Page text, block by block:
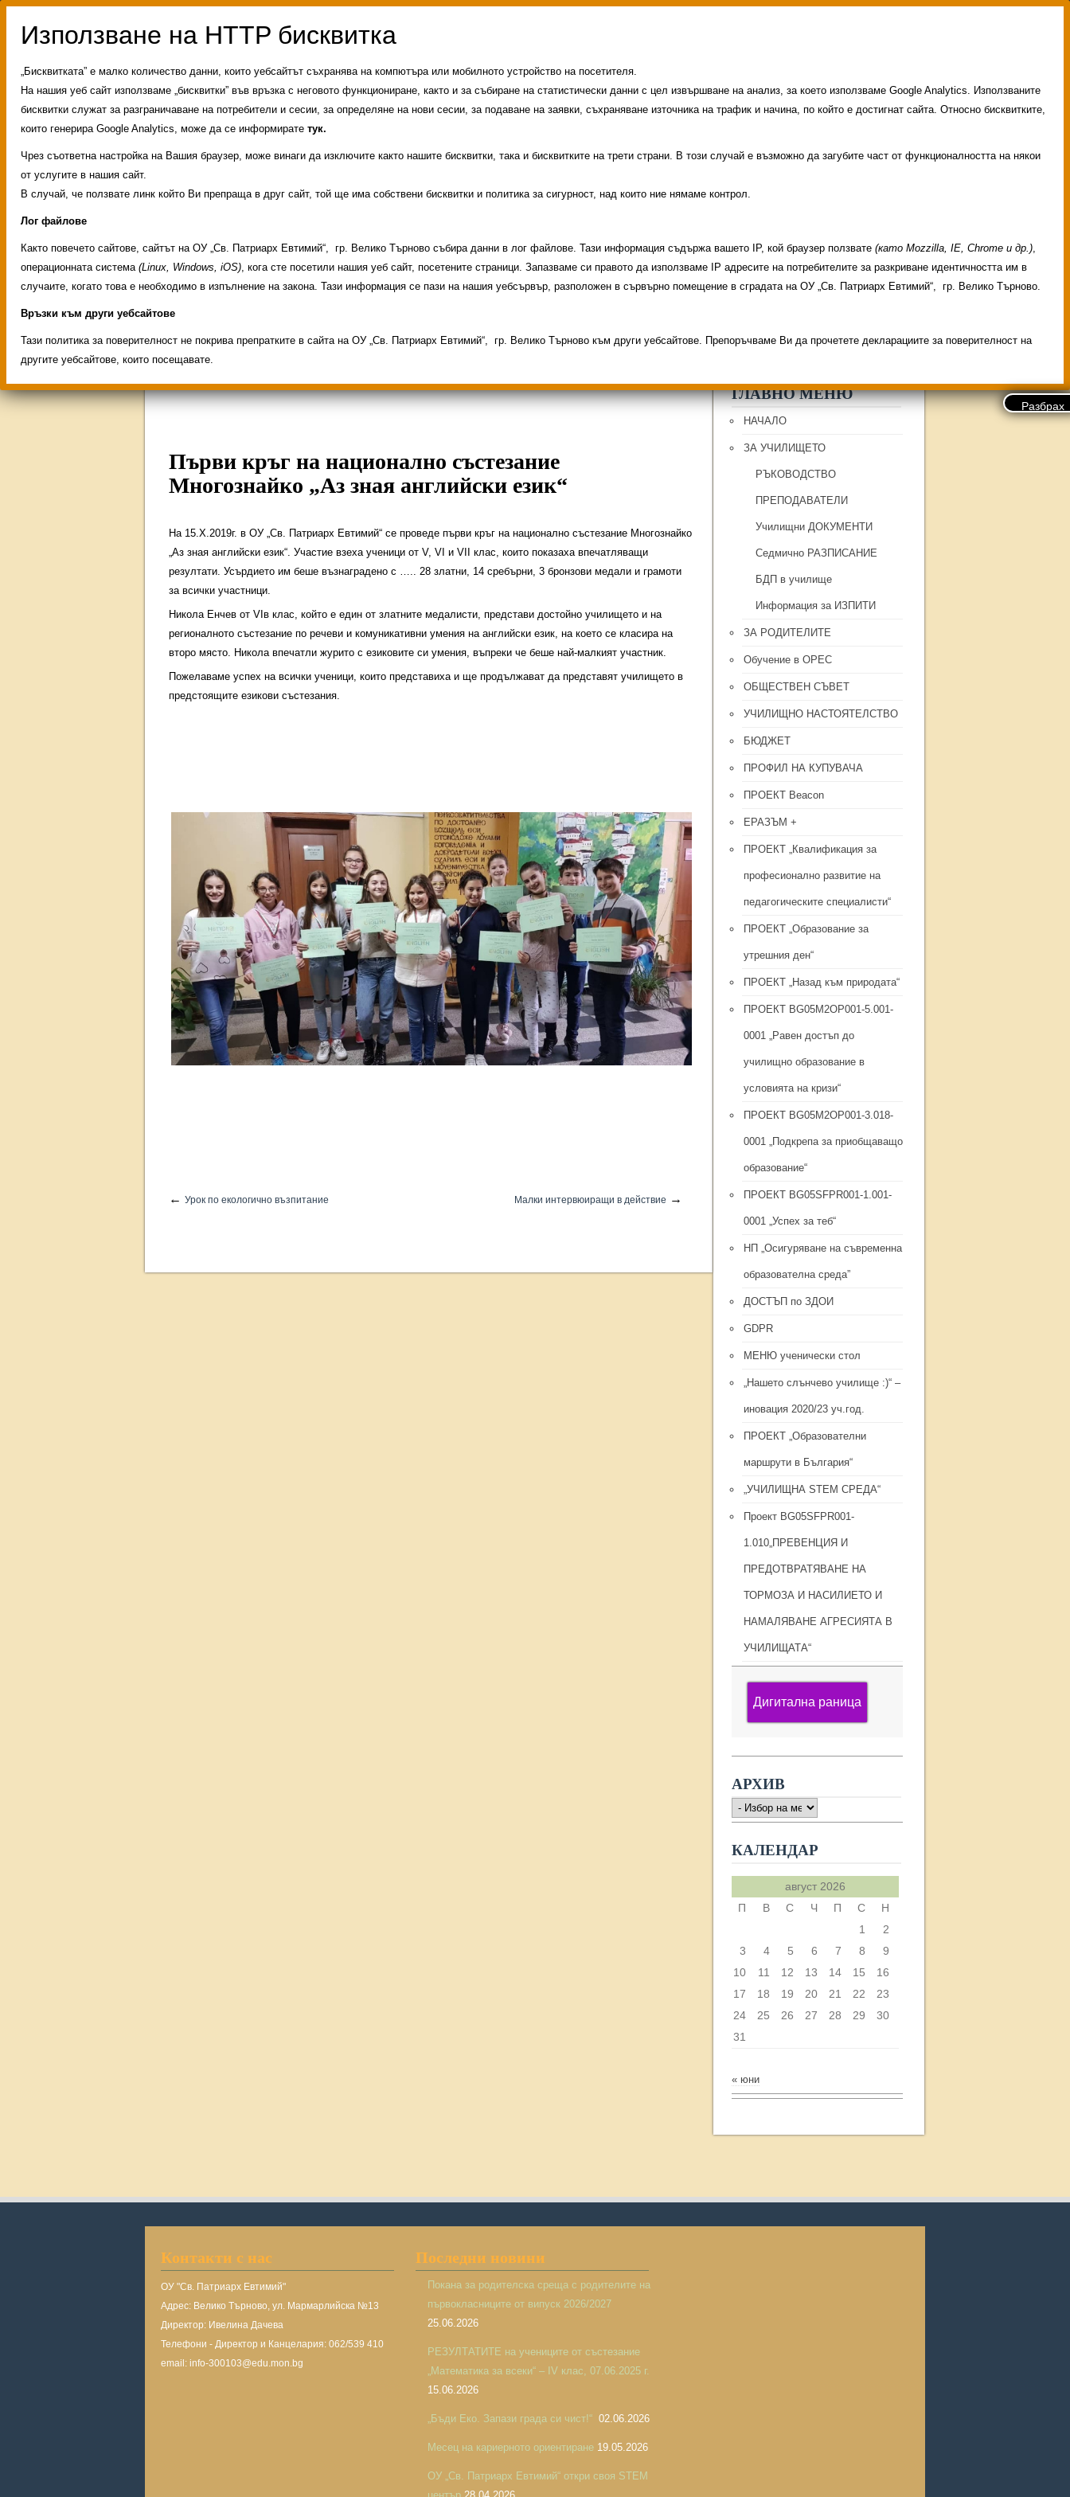
Административни услуги История на училището Контакти
Прием
Свободни места за ученици
Първи кръг на национално състезание
Многознайко „Аз зная английски език“
На 15.X.2019г. в ОУ „Св. Патриарх Евтимий“ се проведе първи кръг на национално състезание Многознайко
„Аз зная английски език“. Участие взеха ученици от V, VI и VII клас, които показаха впечатляващи
резултати. Усърдието им беше възнаградено с ….. 28 златни, 14 сребърни, 3 бронзови медали и грамоти
за всички участници.
Никола Енчев от VIв клас, който е един от златните медалисти, представи достойно училището и на
регионалното състезание по речеви и комуникативни умения на английски език, на което се класира на
второ място. Никола впечатли журито с езиковите си умения, въпреки че беше най-малкият участник.
Пожелаваме успех на всички ученици, които представиха и ще продължават да представят училището в
предстоящите езикови състезания.
← Урок по екологично възпитание Малки интервюиращи в действие →
ГЛАВНО МЕНЮ
НАЧАЛО
ЗА УЧИЛИЩЕТО
РЪКОВОДСТВО
ПРЕПОДАВАТЕЛИ
Училищни ДОКУМЕНТИ
Седмично РАЗПИСАНИЕ
БДП в училище
Информация за ИЗПИТИ
ЗА РОДИТЕЛИТЕ
Обучение в ОРЕС
ОБЩЕСТВЕН СЪВЕТ
УЧИЛИЩНО НАСТОЯТЕЛСТВО
БЮДЖЕТ
ПРОФИЛ НА КУПУВАЧА
ПРОЕКТ Beacon
ЕРАЗЪМ +
ПРОЕКТ „Квалификация за
професионално развитие на
педагогическите специалисти“
ПРОЕКТ „Образование за
утрешния ден“
ПРОЕКТ „Назад към природата“
ПРОЕКТ BG05M2OP001-5.001-
0001 „Равен достъп до
училищно образование в
условията на кризи“
ПРОЕКТ BG05M2ОP001-3.018-
0001 „Подкрепа за приобщаващо
образование“
ПРОЕКТ BG05SFPR001-1.001-
0001 „Успех за теб“
НП „Осигуряване на съвременна
образователна среда”
ДОСТЪП по ЗДОИ
GDPR
МЕНЮ ученически стол
„Нашето слънчево училище :)“ –
иновация 2020/23 уч.год.
ПРОЕКТ „Образователни
маршрути в България“
„УЧИЛИЩНА STEM СРЕДА“
Проект BG05SFPR001-
1.010„ПРЕВЕНЦИЯ И
ПРЕДОТВРАТЯВАНЕ НА
ТОРМОЗА И НАСИЛИЕТО И
НАМАЛЯВАНЕ АГРЕСИЯТА В
УЧИЛИЩАТА“
Дигитална раница
АРХИВ
АРХИВ
КАЛЕНДАР
август 2026
П
В С Ч П С
Н
1
2
3
4 5 6 7 8
9
10
11 12 13 14 15
16
17
18 19 20 21 22
23
24
25 26 27 28 29
30
31
« юни
Контакти с нас
ОУ "Св. Патриарх Евтимий"
Адрес: Велико Търново, ул. Мармарлийска №13
Директор: Ивелина Дачева
Телефони - Директор и Канцелария: 062/539 410
email: info-300103@edu.mon.bg
Последни новини
Покана за родителска среща с родителите на
първокласниците от випуск 2026/2027
25.06.2026
РЕЗУЛТАТИТЕ на учениците от състезание
„Математика за всеки“ – IV клас, 07.06.2025 г.
15.06.2026
„Бъди Еко. Запази града си чист!“ 02.06.2026
Месец на кариерното ориентиране 19.05.2026
ОУ „Св. Патриарх Евтимий“ откри своя STEM
„Бисквитката” е малко количество данни, които уебсайтът съхранява на компютъра или мобилното устройство на посетителя.
На нашия уеб сайт използваме „бисквитки” във връзка с неговото функциониране, както и за събиране на статистически данни с цел извършване на анализ, за което използваме Google Analytics. Използваните
бисквитки служат за разграничаване на потребители и сесии, за определяне на нови сесии, за подаване на заявки, съхраняване източника на трафик и начина, по който е достигнат сайта. Относно бисквитките,
които генерира Google Analytics, може да се информирате тук.
Чрез съответна настройка на Вашия браузер, може винаги да изключите както нашите бисквитки, така и бисквитките на трети страни. В този случай е възможно да загубите част от функционалността на някои
от услугите в нашия сайт.
В случай, че ползвате линк който Ви препраща в друг сайт, той ще има собствени бисквитки и политика за сигурност, над които ние нямаме контрол.
Лог файлове
Както повечето сайтове, сайтът на ОУ „Св. Патриарх Евтимий“, гр. Велико Търново събира данни в лог файлове. Тази информация съдържа вашето IP, кой браузер ползвате (като Mozzilla, IE, Chrome и др.),
операционната система (Linux, Windows, iOS), кога сте посетили нашия уеб сайт, посетените страници. Запазваме си правото да използваме IP адресите на потребителите за разкриване идентичността им в
случаите, когато това е необходимо в изпълнение на закона. Тази информация се пази на нашия уебсървър, разположен в сървърно помещение в сградата на ОУ „Св. Патриарх Евтимий“, гр. Велико Търново.
Връзки към други уебсайтове
Тази политика за поверителност не покрива препратките в сайта на ОУ „Св. Патриарх Евтимий“, гр. Велико Търново към други уебсайтове. Препоръчваме Ви да прочетете декларациите за поверителност на
другите уебсайтове, които посещавате.